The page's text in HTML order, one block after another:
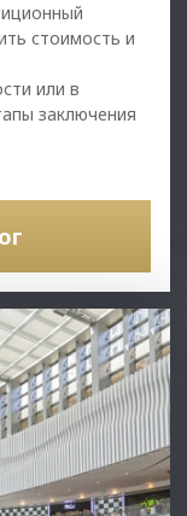
стоимость и
или в
заключения